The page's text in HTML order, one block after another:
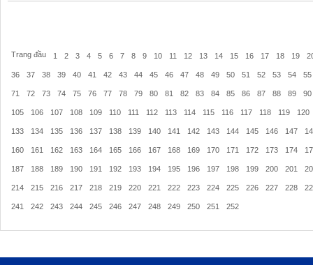
Trang đầu 1 2 3 4 5 6 7 8 9 10 11 12 13 14 15 16 17 18 19
36 37 38 39 40 41 42 43 44 45 46 47 48 49 50 51 52 53 54 55
71 72 73 74 75 76 77 78 79 80 81 82 83 84 85 86 87 88 89 90
105 106 107 108 109 110 111 112 113 114 115 116 117 118 119 120
133 134 135 136 137 138 139 140 141 142 143 144 145 146 147
160 161 162 163 164 165 166 167 168 169 170 171 172 173 174
187 188 189 190 191 192 193 194 195 196 197 198 199 200 201
214 215 216 217 218 219 220 221 222 223 224 225 226 227 228
241 242 243 244 245 246 247 248 249 250 251 252